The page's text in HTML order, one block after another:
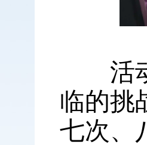
活动
临的挑
七次、